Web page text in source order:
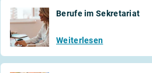
Berufe im Sekretariat
Weiterlesen